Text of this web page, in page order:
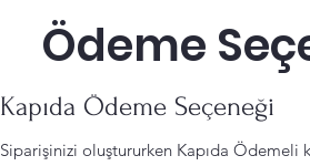
Ödeme
Kapıda Ödeme Seçeneği
Siparişinizi oluştururken Kapıda Ödemeli